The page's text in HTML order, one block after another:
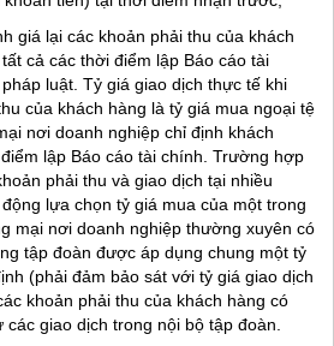
giá lại các khoản phải thu của khách
cả các thời điểm lập Báo cáo tài
luật. Tỷ giá giao dịch thực tế khi
của khách hàng là tỷ giá mua ngoại tệ
nơi doanh nghiệp chỉ định khách
lập Báo cáo tài chính. Trường hợp
phải thu và giao dịch tại nhiều
lựa chọn tỷ giá mua của một trong
mại nơi doanh nghiệp thường xuyên có
tập đoàn được áp dụng chung một tỷ
(phải đảm bảo sát với tỷ giá giao dịch
khoản phải thu của khách hàng có
giao dịch trong nội bộ tập đoàn.